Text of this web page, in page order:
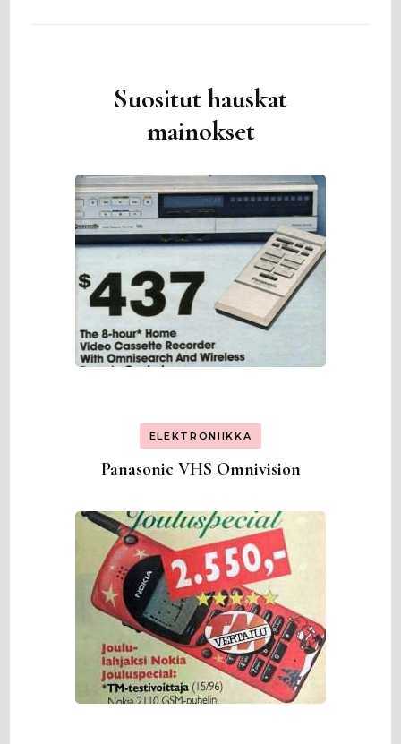
Suositut hauskat
mainokset
ELEKTRONIIKKA
Panasonic VHS Omnivision